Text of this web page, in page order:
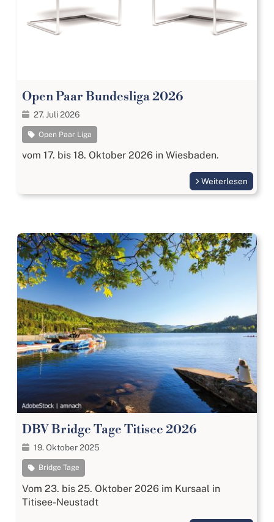
Open Paar Bundesliga 2026
27. Juli 2026
Open Paar Liga
vom 17. bis 18. Oktober 2026 in Wiesbaden.
Weiterlesen
DBV Bridge Tage Titisee 2026
19. Oktober 2025
Bridge Tage
Vom 23. bis 25. Oktober 2026 im Kursaal in
Titisee-Neustadt